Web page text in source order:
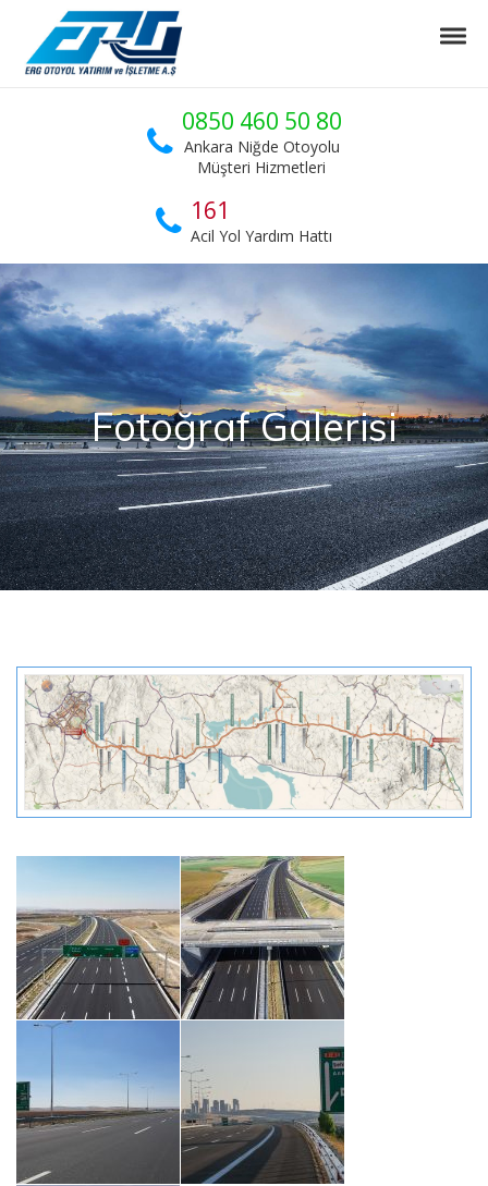
Skip to navigation
Skip to content
ERG Otoyol
Ankara Niğde Otoyol Projesi
0850 460 50 80
Ankara Niğde Otoyolu
Müşteri Hizmetleri
161
Acil Yol Yardım Hattı
Fotoğraf Galerisi